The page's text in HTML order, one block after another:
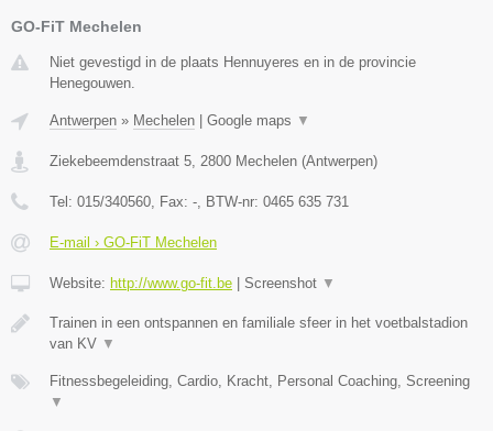
GO-FiT Mechelen
Niet gevestigd in de plaats Hennuyeres en in de provincie
Henegouwen.
Antwerpen » Mechelen | Google maps ▼
Ziekebeemdenstraat 5 2800 Mechelen (Antwerpen)
Tel: 015/340560 , Fax: - , BTW-nr: 0465 635 731
E-mail › GO-FiT Mechelen
Website: http://www.go-fit.be | Screenshot ▼
Trainen in een ontspannen en familiale sfeer in het voetbalstadion
van KV ▼
Fitnessbegeleiding, Cardio, Kracht, Personal Coaching, Screening
▼